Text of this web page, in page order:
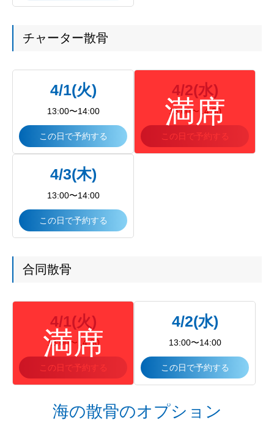
チャーター散骨
4/1(火)
13:00〜14:00
この日で予約する
4/2(水)
13:00〜14:00
この日で予約する
4/3(木)
13:00〜14:00
この日で予約する
合同散骨
4/1(火)
13:00〜14:00
この日で予約する
4/2(水)
13:00〜14:00
この日で予約する
海の散骨のオプション